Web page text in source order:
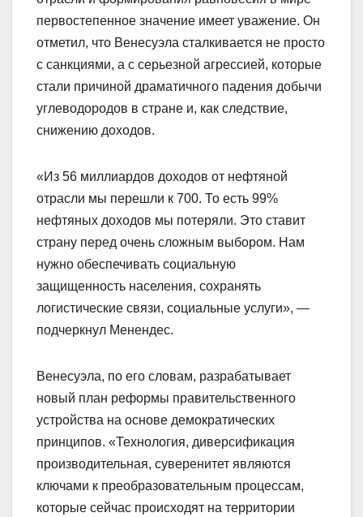
первостепенное значение имеет уважение. Он
отметил, что Венесуэла сталкивается не просто
с санкциями, а с серьезной агрессией, которые
стали причиной драматичного падения добычи
углеводородов в стране и, как следствие,
снижению доходов.
«Из 56 миллиардов доходов от нефтяной
отрасли мы перешли к 700. То есть 99%
нефтяных доходов мы потеряли. Это ставит
страну перед очень сложным выбором. Нам
нужно обеспечивать социальную
защищенность населения, сохранять
логистические связи, социальные услуги», —
подчеркнул Менендес.
Венесуэла, по его словам, разрабатывает
новый план реформы правительственного
устройства на основе демократических
принципов. «Технология, диверсификация
производительная, суверенитет являются
ключами к преобразовательным процессам,
которые сейчас происходят на территории